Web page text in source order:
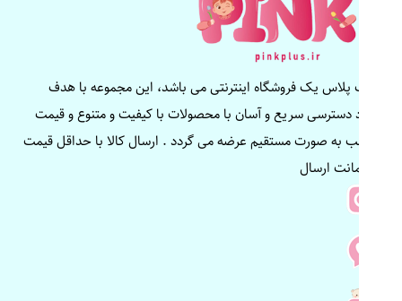
پینک پلاس یک فروشگاه اینترنتی می باشد، این مجموعه با هدف
ایجاد دسترسی سریع و آسان با محصولات با کیفیت و متنوع و قیمت
مناسب به صورت مستقیم عرضه می گردد . ارسال کالا با حداقل قیمت
و ضمانت ارسال